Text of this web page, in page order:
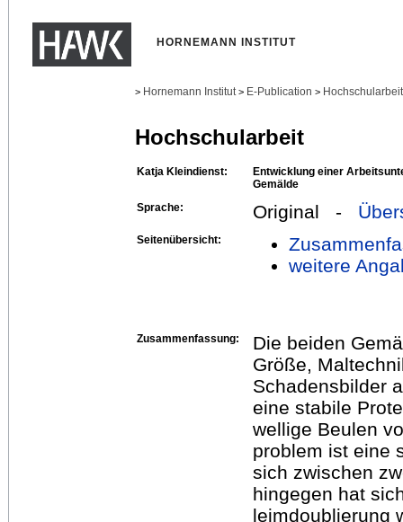
HORNEMANN INSTITUT
> Hornemann Institut > E-Publication >
Hochschularbeit
Katja Kleindienst:
Entwicklung einer
Gemälde
Sprache:
Original -
Seitenübersicht:
weitere
Zusammenfassung:
Die beiden
Größe,
Schadensbilder
eine stabile
wellige Beulen
problem ist eine
sich zwischen
hingegen hat
leimdoublierung